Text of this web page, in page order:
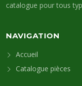
catalogue pour tous
NAVIGATION
Accueil
Catalogue pièces